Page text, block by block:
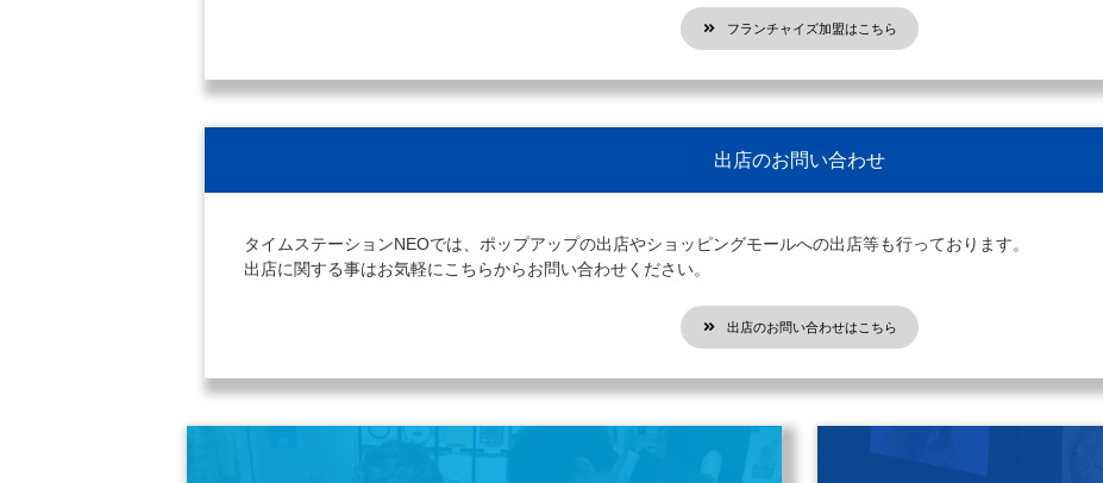
フランチャイズ加盟はこちら
出店のお問い合わせ
タイムステーションNEOでは、ポップアップの出店やショッピングモールへの出店等も行っております。
出店に関する事はお気軽にこちらからお問い合わせください。
出店のお問い合わせはこちら